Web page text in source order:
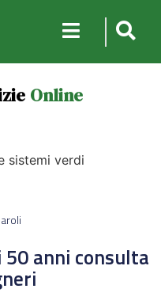
Online
sistemi verdi
anni consulta